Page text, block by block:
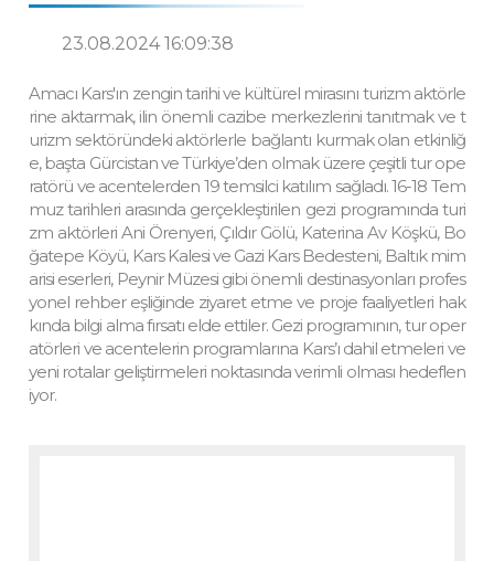
23.08.2024 16:09:38
Amacı Kars'ın zengin tarihi ve kültürel mirasını turizm aktörle
rine aktarmak, ilin önemli cazibe merkezlerini tanıtmak ve t
urizm sektöründeki aktörlerle bağlantı kurmak olan etkinliğ
e, başta Gürcistan ve Türkiye’den olmak üzere çeşitli tur ope
ratörü ve acentelerden 19 temsilci katılım sağladı. 16-18 Tem
muz tarihleri arasında gerçekleştirilen gezi programında turi
zm aktörleri Ani Örenyeri, Çıldır Gölü, Katerina Av Köşkü, Bo
ğatepe Köyü, Kars Kalesi ve Gazi Kars Bedesteni, Baltık mim
arisi eserleri, Peynir Müzesi gibi önemli destinasyonları profes
yonel rehber eşliğinde ziyaret etme ve proje faaliyetleri hak
kında bilgi alma fırsatı elde ettiler. Gezi programının, tur oper
atörleri ve acentelerin programlarına Kars’ı dahil etmeleri ve
yeni rotalar geliştirmeleri noktasında verimli olması hedeflen
iyor.